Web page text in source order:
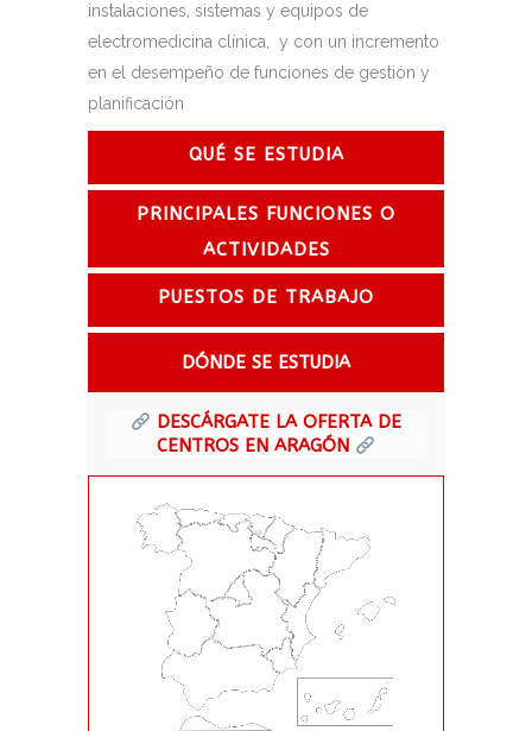
instalaciones, sistemas y equipos de
electromedicina clínica, y con un incremento
en el desempeño de funciones de gestión y
planificación
QUÉ SE ESTUDIA
PRINCIPALES FUNCIONES O
ACTIVIDADES
PUESTOS DE TRABAJO
DÓNDE SE ESTUDIA
DESCÁRGATE LA OFERTA DE
CENTROS EN ARAGÓN